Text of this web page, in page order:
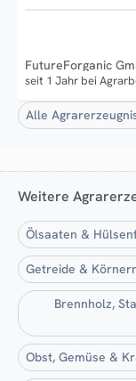
FutureForganic
seit 1 Jahr bei
Alle
Weitere
Ölsaaten &
Getreide &
Brennholz,
Obst, Gemüse &